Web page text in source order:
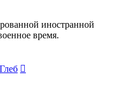
иностранной
время.
Глеб